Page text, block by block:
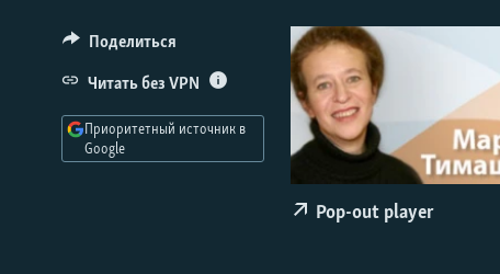
навигации
Вернутся
IDEL.РЕАЛИИ
КАВКАЗ.РЕАЛИИ
СЕВЕР.РЕАЛИИ
СИБИРЬ.РЕАЛИИ
Pop-out player
Поделиться
Читать без VPN
Приоритетный источник в
Google